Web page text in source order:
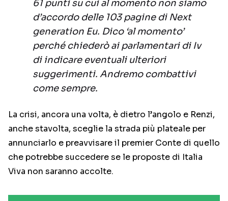
61 punti su cui al momento non siamo
d’accordo delle 103 pagine di Next
generation Eu. Dico ‘al momento’
perché chiederò ai parlamentari di Iv
di indicare eventuali ulteriori
suggerimenti. Andremo combattivi
come sempre.
La crisi, ancora una volta, è dietro l’angolo e Renzi,
anche stavolta, sceglie la strada più plateale per
annunciarlo e preavvisare il premier Conte di quello
che potrebbe succedere se le proposte di Italia
Viva non saranno accolte.